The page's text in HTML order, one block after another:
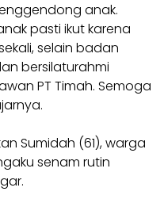
anak.
pasti ikut karena
selain badan
bersilaturahmi
PT Timah. Semoga
Sumidah (61), warga
senam rutin